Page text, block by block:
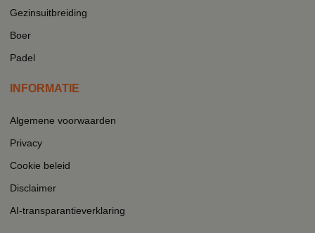
Gezinsuitbreiding
Boer
Padel
INFORMATIE
Algemene voorwaarden
Privacy
Cookie beleid
Disclaimer
AI-transparantieverklaring